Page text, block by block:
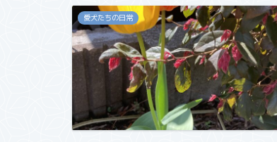
愛犬たちの日常